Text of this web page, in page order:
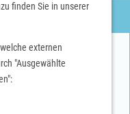
finden Sie in unserer
externen
"Ausgewählte